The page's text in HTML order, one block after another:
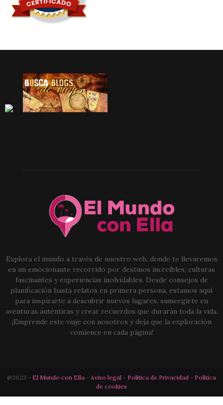
Explora el mundo a través de nuestro web, donde te llevaremos
en un emocionante recorrido por destinos increíbles, culturas
fascinantes y experiencias inolvidables. Desde consejos de
planificación hasta relatos en primera persona, estamos aquí
para inspirarte a descubrir nuevos lugares, sumergirte en
aventuras auténticas y crear recuerdos que durarán toda la vida.
¡Emprende este viaje con nosotros y deja que la exploración
comience en cada página!
@2023 - El Mundo con Ella - Aviso legal - Política de Privacidad - Política
de cookies